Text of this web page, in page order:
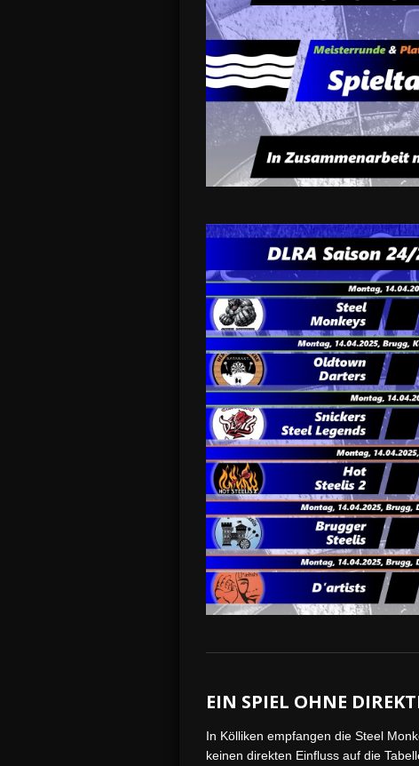
EIN SPIEL OHNE
In Kölliken empfangen die Steel
keinen direkten Einfluss auf die